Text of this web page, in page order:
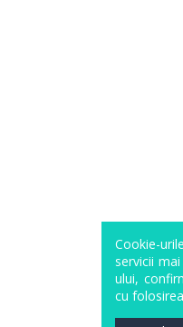
Cookie-
servicii
ului,
cu